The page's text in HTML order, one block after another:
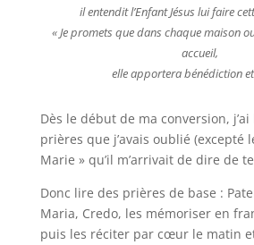
ilentendit l’Enfant Jésus lui faire
« Je promets que dans chaque maison
accueil,
elle apportera bénédiction
Dès le début de ma conversion,
prières que j’avais oublié (excepté
Marie » qu’il m’arrivait de dire de
Donc lire des prières de base :
Maria, Credo, les mémoriser en
puis les réciter par cœur le matin